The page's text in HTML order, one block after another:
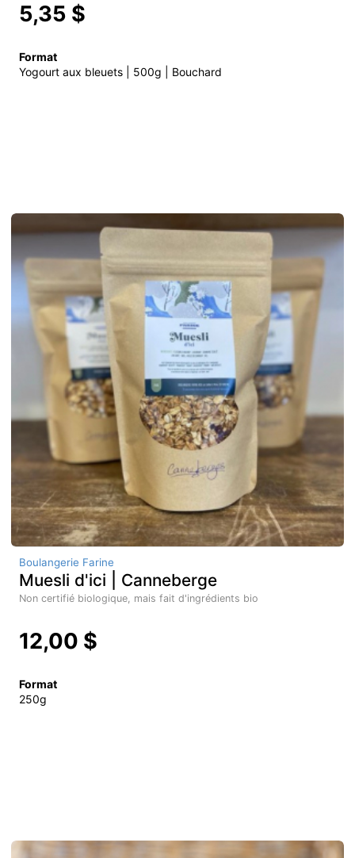
5,35 $
Format
Yogourt aux bleuets | 500g | Bouchard
Boulangerie Farine
Muesli d'ici | Canneberge
Non certifié biologique, mais fait d'ingrédients bio
12,00 $
Format
250g